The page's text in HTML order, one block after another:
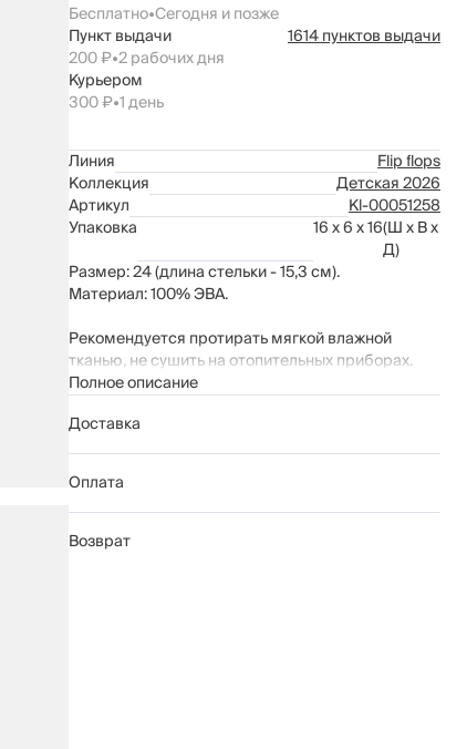
Бесплатно•Сегодня и позже
Пункт выдачи
1614 пунктов выдачи
200 ₽•2 рабочих дня
Курьером
300 ₽•1 день
Линия
Flip flops
Коллекция
Детская 2026
Артикул
Kl-00051258
Упаковка
16 x 6 x 16(Ш x В x
Д)
Размер: 24 (длина стельки - 15,3 см).
Материал: 100% ЭВА.
Рекомендуется протирать мягкой влажной
тканью, не сушить на отопительных приборах.
Полное описание
Доставка
Оплата
Возврат